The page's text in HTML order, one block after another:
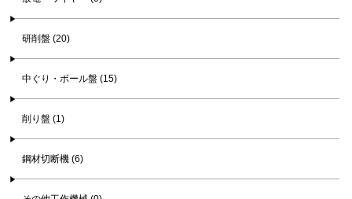
研削盤 (20)
中ぐり・ボール盤 (15)
削り盤 (1)
鋼材切断機 (6)